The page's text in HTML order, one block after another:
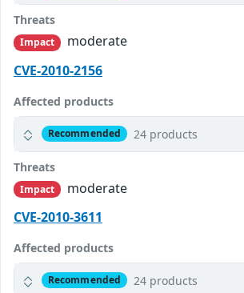
Threats
Impact
moderate
CVE-2010-2156
Affected products
Recommended 24 products
Threats
Impact
moderate
CVE-2010-3611
Affected products
Recommended 24 products